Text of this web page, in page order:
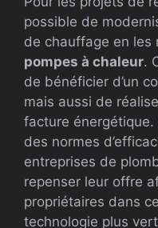
possible de
de chauffage en les
pompes à chaleur.
de bénéficier d’un
mais aussi de
facture énergétique.
des normes
entreprises de
repenser leur offre
propriétaires dans
technologie plus